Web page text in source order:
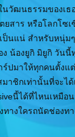
วัฒนธรรมของเธ
สาร หรือโลกโซเ
ป็นแน่ สำหรับหนุ่ม
น้องยูกิ มิยูกิ วันนี้
ร์ปมาให้ทุกคนตั้งแ
าชิกเท่านั้นที่จะไ
นี้ได้ที่ไหนเหมือ
างใครถนัดช่องท